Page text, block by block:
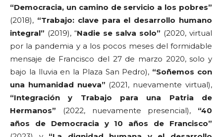
“Democracia, un camino de servicio a los pobres”
(2018), “Trabajo: clave para el desarrollo humano
integral” (2019), “Nadie se salva solo” (2020, virtual
por la pandemia y a los pocos meses del formidable
mensaje de Francisco del 27 de marzo 2020, solo y
bajo la lluvia en la Plaza San Pedro), “Soñemos con
una humanidad nueva” (2021, nuevamente virtual),
“Integración y Trabajo para una Patria de
Hermanos” (2022, nuevamente presencial), “40
años de Democracia y 10 años de Francisco”